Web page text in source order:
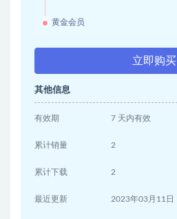
黄金会员
立即购买
其他信息
有效期 7 天内有效
累计销量 2
累计下载 2
最近更新 2023年03月11日